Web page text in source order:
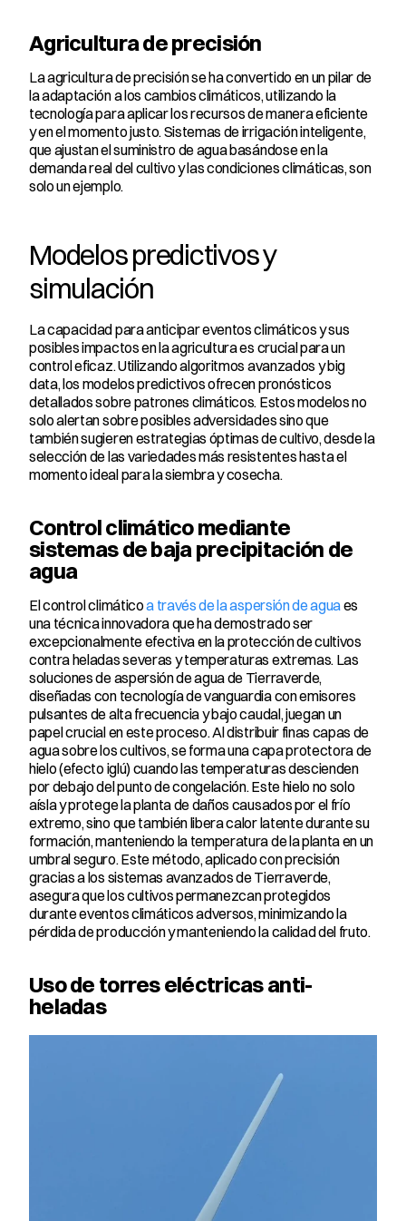
Agricultura de precisión
La agricultura de precisión se ha convertido en un pilar de
la adaptación a los cambios climáticos, utilizando la
tecnología para aplicar los recursos de manera eficiente
y en el momento justo. Sistemas de irrigación inteligente,
que ajustan el suministro de agua basándose en la
demanda real del cultivo y las condiciones climáticas, son
solo un ejemplo.
Modelos predictivos y
simulación
La capacidad para anticipar eventos climáticos y sus
posibles impactos en la agricultura es crucial para un
control eficaz. Utilizando algoritmos avanzados y big
data, los modelos predictivos ofrecen pronósticos
detallados sobre patrones climáticos. Estos modelos no
solo alertan sobre posibles adversidades sino que
también sugieren estrategias óptimas de cultivo, desde la
selección de las variedades más resistentes hasta el
momento ideal para la siembra y cosecha.
Control climático mediante
sistemas de baja precipitación de
agua
El control climático a través de la aspersión de agua es
una técnica innovadora que ha demostrado ser
excepcionalmente efectiva en la protección de cultivos
contra heladas severas y temperaturas extremas. Las
soluciones de aspersión de agua de Tierraverde,
diseñadas con tecnología de vanguardia con emisores
pulsantes de alta frecuencia y bajo caudal, juegan un
papel crucial en este proceso. Al distribuir finas capas de
agua sobre los cultivos, se forma una capa protectora de
hielo (efecto iglú) cuando las temperaturas descienden
por debajo del punto de congelación. Este hielo no solo
aísla y protege la planta de daños causados por el frío
extremo, sino que también libera calor latente durante su
formación, manteniendo la temperatura de la planta en un
umbral seguro. Este método, aplicado con precisión
gracias a los sistemas avanzados de Tierraverde,
asegura que los cultivos permanezcan protegidos
durante eventos climáticos adversos, minimizando la
pérdida de producción y manteniendo la calidad del fruto.
Uso de torres eléctricas anti-
heladas